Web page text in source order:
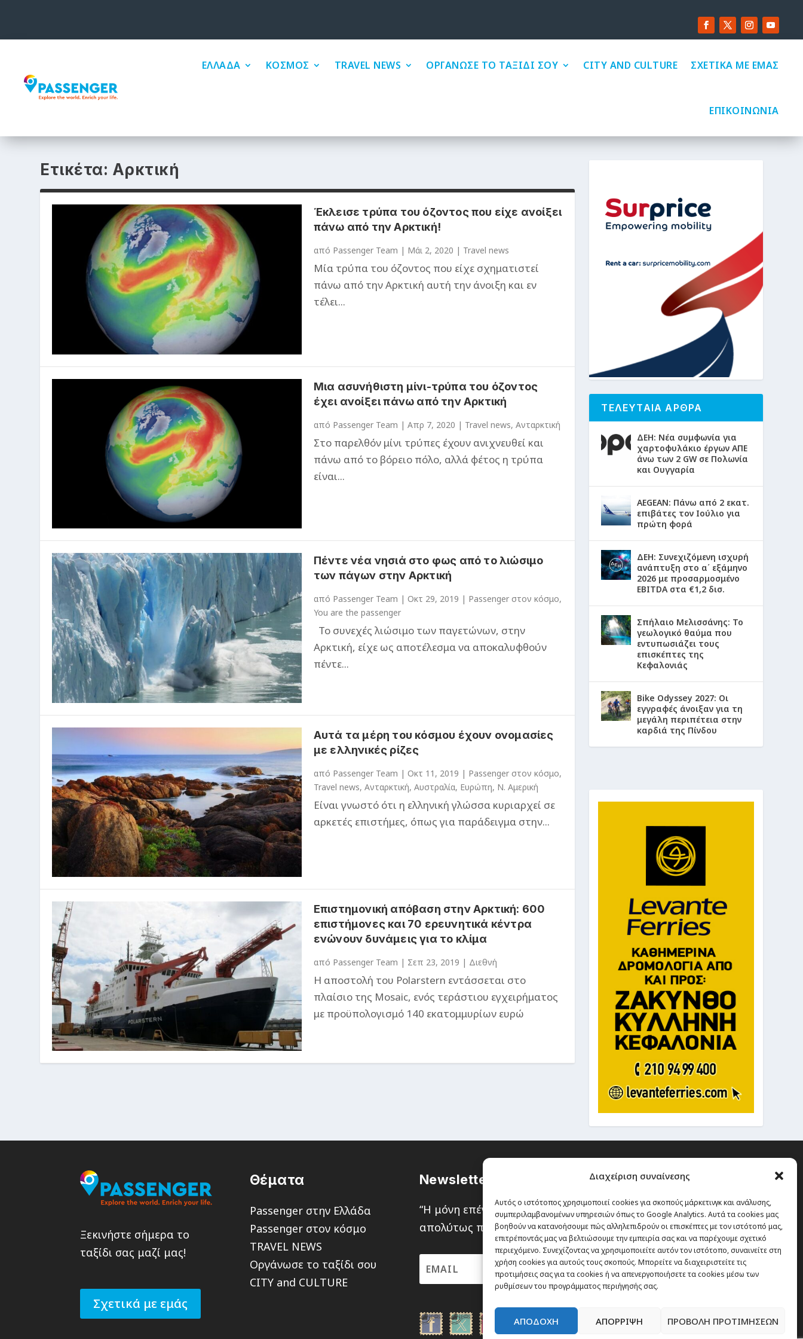
Διαχείριση συναίνεσης
Αυτός ο ιστότοπος χρησιμοποιεί cookies για σκοπούς μάρκετινγκ και ανάλυσης,
συμπεριλαμβανομένων υπηρεσιών όπως το Google Analytics. Αυτά τα cookies μας
βοηθούν να κατανοήσουμε πώς αλληλεπιδρούν οι επισκέπτες με τον ιστότοπό μας,
επιτρέποντάς μας να βελτιώσουμε την εμπειρία σας και να παρέχουμε σχετικό
περιεχόμενο. Συνεχίζοντας να χρησιμοποιείτε αυτόν τον ιστότοπο, συναινείτε στη
χρήση cookies για αυτούς τους σκοπούς. Μπορείτε να διαχειριστείτε τις
προτιμήσεις σας για τα cookies ή να απενεργοποιήσετε τα cookies μέσω των
ρυθμίσεων του προγράμματος περιήγησής σας.
ΑΠΟΔΟΧΗ ΑΠΟΡΡΙΨΗ ΠΡΟΒΟΛΗ ΠΡΟΤΙΜΗΣΕΩΝ
ΕΛΛΑΔΑ ΚΟΣΜΟΣ TRAVEL NEWS ΟΡΓΑΝΩΣΕ ΤΟ ΤΑΞΙΔΙ ΣΟΥ CITY AND CULTURE ΣΧΕΤΙΚΑ ΜΕ ΕΜΑΣ
ΕΠΙΚΟΙΝΩΝΙΑ
Ετικέτα: Αρκτική
Έκλεισε τρύπα του όζοντος που είχε ανοίξει
πάνω από την Αρκτική!
από Passenger Team | Μάι 2, 2020 | Travel news
Μία τρύπα του όζοντος που είχε σχηματιστεί
πάνω από την Αρκτική αυτή την άνοιξη και εν
τέλει...
Μια ασυνήθιστη μίνι-τρύπα του όζοντος
έχει ανοίξει πάνω από την Αρκτική
από Passenger Team | Απρ 7, 2020 | Travel news, Ανταρκτική
Στο παρελθόν μίνι τρύπες έχουν ανιχνευθεί και
πάνω από το βόρειο πόλο, αλλά φέτος η τρύπα
είναι...
Πέντε νέα νησιά στο φως από το λιώσιμο
των πάγων στην Αρκτική
από Passenger Team | Οκτ 29, 2019 | Passenger στον κόσμο,
You are the passenger
Το συνεχές λιώσιμο των παγετώνων, στην
Αρκτική, είχε ως αποτέλεσμα να αποκαλυφθούν
πέντε...
Αυτά τα μέρη του κόσμου έχουν ονομασίες
με ελληνικές ρίζες
από Passenger Team | Οκτ 11, 2019 | Passenger στον κόσμο,
Travel news, Ανταρκτική, Αυστραλία, Ευρώπη, Ν. Αμερική
Είναι γνωστό ότι η ελληνική γλώσσα κυριαρχεί σε
αρκετές επιστήμες, όπως για παράδειγμα στην...
Επιστημονική απόβαση στην Αρκτική: 600
επιστήμονες και 70 ερευνητικά κέντρα
ενώνουν δυνάμεις για το κλίμα
από Passenger Team | Σεπ 23, 2019 | Διεθνή
Η αποστολή του Polarstern εντάσσεται στο
πλαίσιο της Mosaic, ενός τεράστιου εγχειρήματος
με προϋπολογισμό 140 εκατομμυρίων ευρώ
ΤΕΛΕΥΤΑΙΑ ΑΡΘΡΑ
ΔΕΗ: Νέα συμφωνία για
χαρτοφυλάκιο έργων ΑΠΕ
άνω των 2 GW σε Πολωνία
και Ουγγαρία
AEGEAN: Πάνω από 2 εκατ.
επιβάτες τον Ιούλιο για
πρώτη φορά
ΔΕΗ: Συνεχιζόμενη ισχυρή
ανάπτυξη στο α΄ εξάμηνο
2026 με προσαρμοσμένο
EBITDA στα €1,2 δισ.
Σπήλαιο Μελισσάνης: Το
γεωλογικό θαύμα που
εντυπωσιάζει τους
επισκέπτες της
Κεφαλονιάς
Bike Odyssey 2027: Οι
εγγραφές άνοιξαν για τη
μεγάλη περιπέτεια στην
καρδιά της Πίνδου
Ξεκινήστε σήμερα το
ταξίδι σας μαζί μας!
Σχετικά με εμάς
Θέματα
Passenger στην Ελλάδα
Passenger στον κόσμο
TRAVEL NEWS
Οργάνωσε το ταξίδι σου
CITY and CULTURE
Newsletter
“H μόνη επένδυση από την οποία δεν έχεις καμία
απολύτως πιθανότητα να χάσεις, είναι τα ταξίδια.”
Εγγραφή